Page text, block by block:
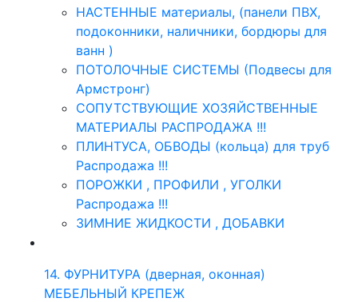
НАСТЕННЫЕ материалы, (панели ПВХ,
подоконники, наличники, бордюры для
ванн )
ПОТОЛОЧНЫЕ СИСТЕМЫ (Подвесы для
Армстронг)
СОПУТСТВУЮЩИЕ ХОЗЯЙСТВЕННЫЕ
МАТЕРИАЛЫ РАСПРОДАЖА !!!
ПЛИНТУСА, ОБВОДЫ (кольца) для труб
Распродажа !!!
ПОРОЖКИ , ПРОФИЛИ , УГОЛКИ
Распродажа !!!
ЗИМНИЕ ЖИДКОСТИ , ДОБАВКИ
14. ФУРНИТУРА (дверная, оконная)
МЕБЕЛЬНЫЙ КРЕПЕЖ